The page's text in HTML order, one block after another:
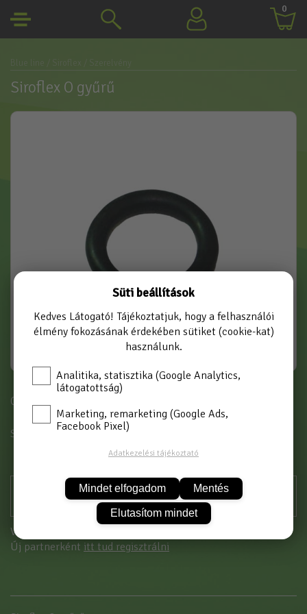
0
Siroflex O gyűrű
Cikkszám: 4955
SZÍN FEKETE
Vásárláshoz kérjük jelentkezzen be!
Új partnerként itt tud regisztrálni
Süti beállítások
Kedves Látogató! Tájékoztatjuk, hogy a felhasználói
élmény fokozásának érdekében sütiket (cookie-kat)
használunk.
Analitika, statisztika (Google Analytics,
látogatottság)
Marketing, remarketing (Google Ads,
Facebook Pixel)
Adatkezelési tájékoztató
Mindet elfogadom Mentés
Elutasítom mindet